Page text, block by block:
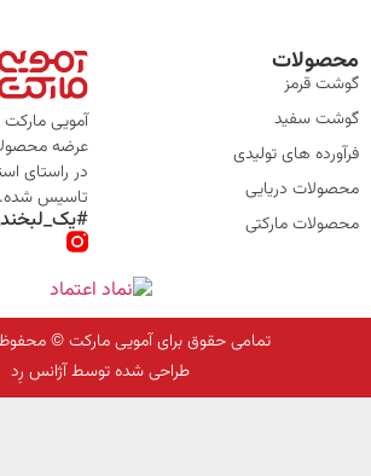
محصولات
گوشت قرمز
گوشت سفید
فرآورده های تولیدی
محصولات دریایی
محصولات مارکتی
عرضه
در راستای
تاسیس شده.
تمامی حقوق برای آمویی مارکت ©
طراحی شده توسط آژانس رِد